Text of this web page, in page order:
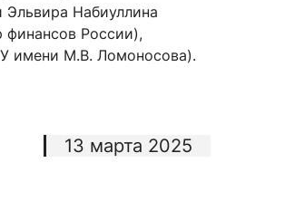
Набиуллина
финансов России),
имени М.В. Ломоносова).
13 марта 2025